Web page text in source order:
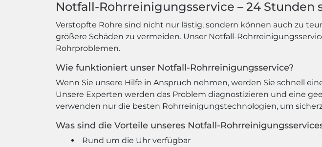
Notfall-Rohrreinigungsservice – 24 Stunden
Verstopfte Rohre sind nicht nur lästig, sondern können auch zu
größere Schäden zu vermeiden. Unser Notfall-
Rohrproblemen.
Wie funktioniert unser Notfall-Rohrreinigungsservice?
Wenn Sie unsere Hilfe in Anspruch nehmen, werden Sie schnell
Unsere Experten werden das Problem diagnostizieren und eine
verwenden nur die besten Rohrreinigungstechnologien, um
Was sind die Vorteile unseres Notfall-
Rund um die Uhr verfügbar